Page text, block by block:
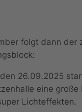
folgt dann der
26.09.2025
eine
Lichteffekten.